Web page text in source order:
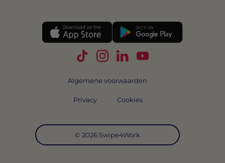
Volg Swipe4Work op TikTok
Volg Swipe4Work op
Volg Swipe4Work op
Volg Swipe4Work
© 2026 Swipe4Work
Algemene voorwaarden
Privacy Cookies